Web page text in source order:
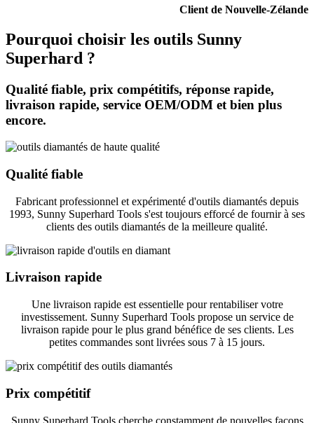
Client de Nouvelle-Zélande
Pourquoi choisir les outils Sunny
Superhard ?
Qualité fiable, prix compétitifs, réponse rapide,
livraison rapide, service OEM/ODM et bien plus
encore.
Qualité fiable
Fabricant professionnel et expérimenté d'outils diamantés depuis
1993, Sunny Superhard Tools s'est toujours efforcé de fournir à ses
clients des outils diamantés de la meilleure qualité.
Livraison rapide
Une livraison rapide est essentielle pour rentabiliser votre
investissement. Sunny Superhard Tools propose un service de
livraison rapide pour le plus grand bénéfice de ses clients. Les
petites commandes sont livrées sous 7 à 15 jours.
Prix ​​compétitif
Sunny Superhard Tools cherche constamment de nouvelles façons